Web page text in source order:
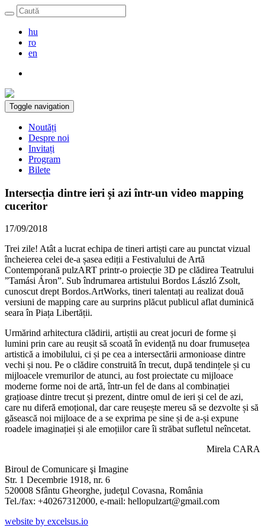
hu
ro
en
Toggle navigation
Noutăți
Despre noi
Invitați
Program
Bilete
Intersecția dintre ieri și azi într-un video mapping
cuceritor
17/09/2018
Trei zile! Atât a lucrat echipa de tineri artiști care au punctat vizual
încheierea celei de-a șasea ediții a Festivalului de Artă
Contemporană pulzART printr-o proiecție 3D pe clădirea Teatrului
”Tamási Áron”. Sub îndrumarea artistului Bordos László Zsolt,
cunoscut drept Bordos.ArtWorks, tineri talentați au realizat două
versiuni de mapping care au surprins plăcut publicul aflat duminică
seara în Piața Libertății.
Urmărind arhitectura clădirii, artiștii au creat jocuri de forme și
lumini prin care au reușit să scoată în evidență nu doar frumusețea
artistică a imobilului, ci și pe cea a intersectării armonioase dintre
vechi și nou. Pe o clădire construită în trecut, după tendințele și cu
mijloacele vremurilor de atunci, au fost proiectate cu mijloace
moderne forme noi de artă, într-un fel de dans al combinației
grațioase dintre trecut și prezent, dintre omul de ieri și cel de azi,
care nu diferă emoțional, dar care reușește mereu să se dezvolte și să
găsească noi mijloace de a se exprima pe sine și de a-și expune
roadele imaginației și ale emoțiilor care îi străbat sufletul neîncetat.
Mirela CARA
Biroul de Comunicare şi Imagine
Str. 1 Decembrie 1918, nr. 6
520008 Sfântu Gheorghe, judeţul Covasna, România
Tel./fax: +40267312000, e-mail: hellopulzart@gmail.com
website by excelsus.io